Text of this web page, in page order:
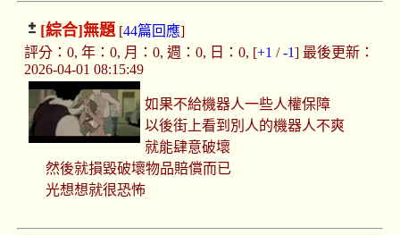
[綜合]無題[44篇回應]
評分：0, 年：0, 月：0, 週：0, 日：0, [+1 /-1] 最後更新：
2026-04-01 08:15:49
如果不給機器人一些人權保障
以後街上看到別人的機器人不爽
就能肆意破壞
然後就損毀破壞物品賠償而已
光想想就很恐怖